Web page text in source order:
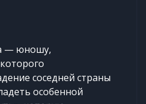
— юношу,
соседней страны
особенной